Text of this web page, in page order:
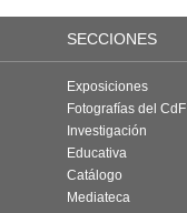
SECCIONES
Exposiciones
Fotografías del CdF
Investigación
Educativa
Catálogo
Mediateca